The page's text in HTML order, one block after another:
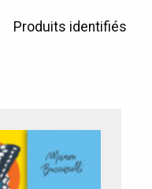
Produits identifiés